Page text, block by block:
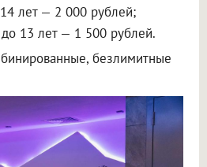
лет — 2 000 рублей;
13 лет — 1 500 рублей.
безлимитные